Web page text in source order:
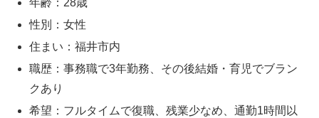
性別：女性
住まい：福井市内
職歴：事務職で3年勤務、その後結婚・育児でブラン
クあり
希望：フルタイムで復職、残業少なめ、通勤1時間以